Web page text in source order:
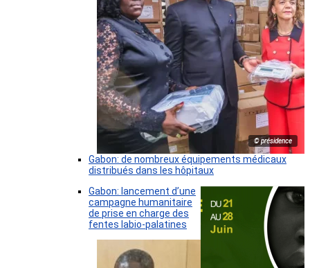
© présidence
Gabon: de nombreux équipements médicaux
distribués dans les hôpitaux
Gabon: lancement d’une
campagne humanitaire
de prise en charge des
fentes labio-palatines